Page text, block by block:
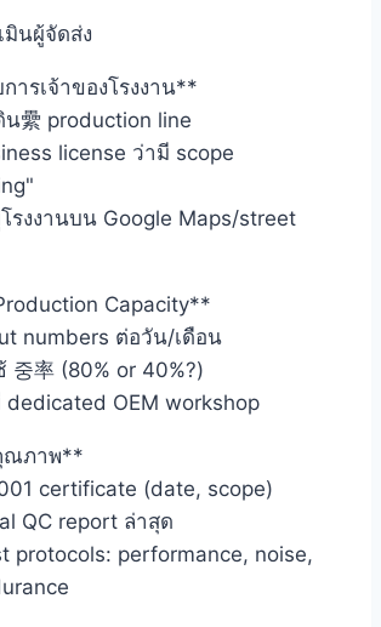
มินผู้จัดส่ง
ารเจ้าของโรงงาน**
น纍 production line
license ว่ามี scope
รงงานบน Google Maps/street
Capacity**
numbers ต่อวัน/เดือน
중率 (80% or 40%?)
OEM workshop
ณภาพ**
certificate (date, scope)
QC report ล่าสุด
protocols: performance, noise,